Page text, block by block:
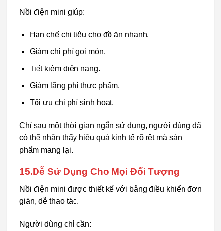
Nồi điện mini giúp:
Hạn chế chi tiêu cho đồ ăn nhanh.
Giảm chi phí gọi món.
Tiết kiệm điện năng.
Giảm lãng phí thực phẩm.
Tối ưu chi phí sinh hoạt.
Chỉ sau một thời gian ngắn sử dụng, người dùng đã
có thể nhận thấy hiệu quả kinh tế rõ rệt mà sản
phẩm mang lại.
15.Dễ Sử Dụng Cho Mọi Đối Tượng
Nồi điện mini được thiết kế với bảng điều khiển đơn
giản, dễ thao tác.
Người dùng chỉ cần: